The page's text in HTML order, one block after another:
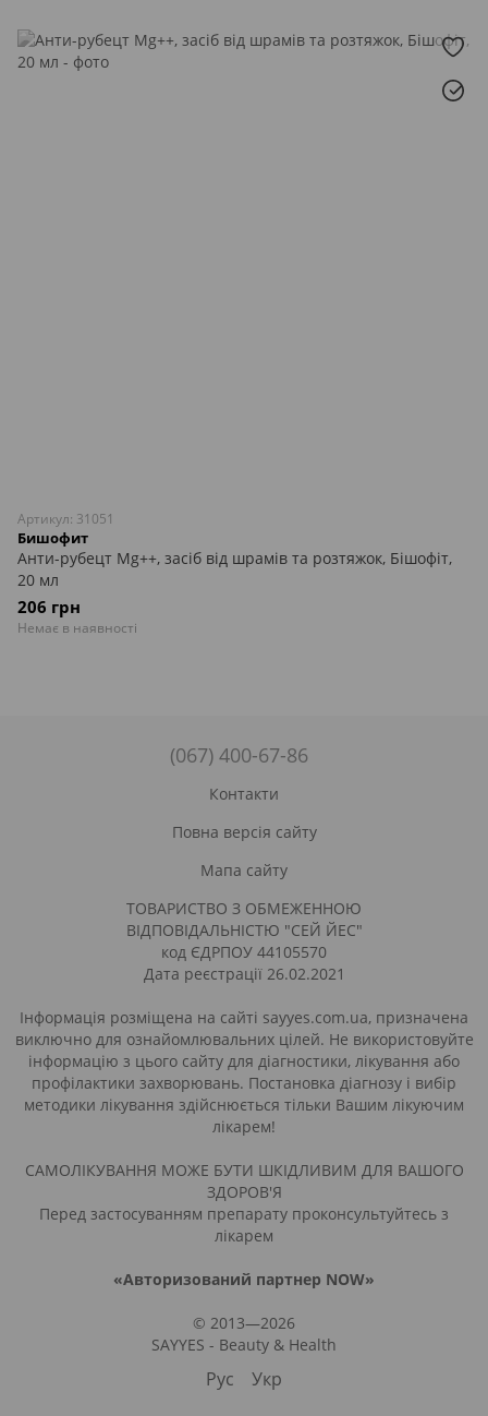
Артикул: 31051
Бишофит
Анти-рубецт Mg++, засіб від шрамів та розтяжок, Бішофіт,
20 мл
206 грн
Немає в наявності
(067) 400-67-86
Контакти
Повна версія сайту
Мапа сайту
ТОВАРИСТВО З ОБМЕЖЕННОЮ
ВІДПОВІДАЛЬНІСТЮ "СЕЙ ЙЕС"
код ЄДРПОУ 44105570
Дата реєстрації 26.02.2021
Інформація розміщена на сайті sayyes.com.ua, призначена
виключно для ознайомлювальних цілей. Не використовуйте
інформацію з цього сайту для діагностики, лікування або
профілактики захворювань. Постановка діагнозу і вибір
методики лікування здійснюється тільки Вашим лікуючим
лікарем!
САМОЛІКУВАННЯ МОЖЕ БУТИ ШКІДЛИВИМ ДЛЯ ВАШОГО
ЗДОРОВ'Я
Перед застосуванням препарату проконсультуйтесь з
лікарем
«Авторизований партнер NOW»
© 2013—2026
SAYYES - Beauty & Health
Рус Укр